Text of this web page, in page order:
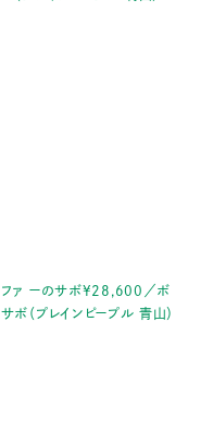
ファ ーのサボ¥28,600／ボ
サボ（プレインピープル 青山）